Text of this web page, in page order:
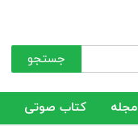
جستجو
مجله کتاب صوتی